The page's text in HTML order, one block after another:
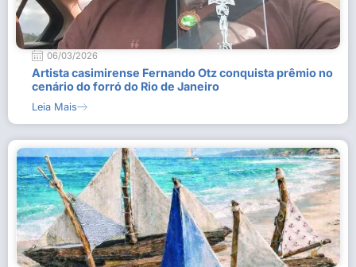
06/03/2026
Artista casimirense Fernando Otz conquista prêmio no
cenário do forró do Rio de Janeiro
Leia Mais